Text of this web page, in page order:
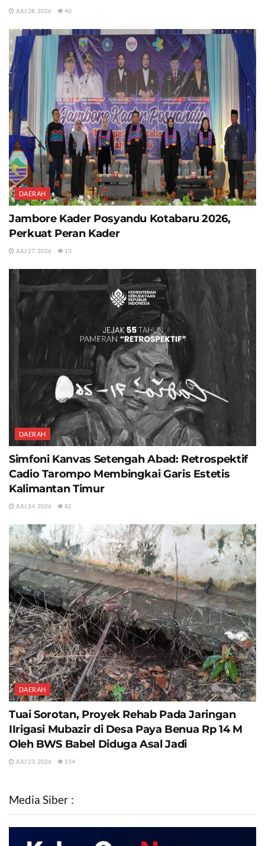
JULI 28, 2026 40
DAERAH
Jambore Kader Posyandu Kotabaru 2026,
Perkuat Peran Kader
JULI 27, 2026 13
DAERAH
Simfoni Kanvas Setengah Abad: Retrospektif
Cadio Tarompo Membingkai Garis Estetis
Kalimantan Timur
JULI 24, 2026 82
DAERAH
Tuai Sorotan, Proyek Rehab Pada Jaringan
IIrigasi Mubazir di Desa Paya Benua Rp 14 M
Oleh BWS Babel Diduga Asal Jadi
JULI 23, 2026 154
Media Siber :